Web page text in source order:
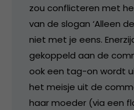
zou conflicteren met
van de slogan ‘Alleen
niet met je eens.
gekoppeld aan de
ook een tag-on wordt
het meisje uit de
haar moeder (via een